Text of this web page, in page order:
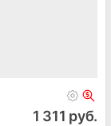
1 311 руб.